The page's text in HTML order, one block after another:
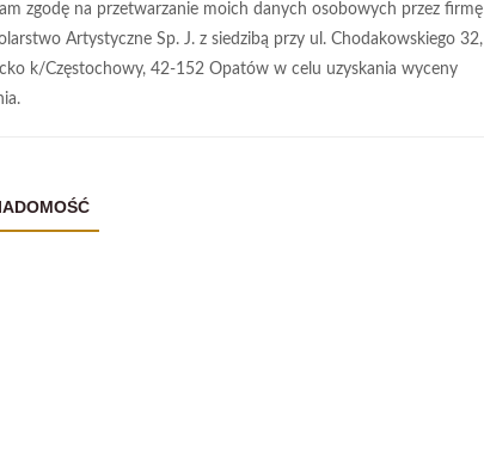
zgodę na przetwarzanie moich danych osobowych przez firmę
Artystyczne Sp. J. z siedzibą przy ul. Chodakowskiego 32,
k/Częstochowy, 42-152 Opatów w celu uzyskania wyceny